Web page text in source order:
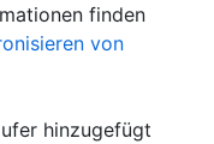
finden
von
hinzugefügt